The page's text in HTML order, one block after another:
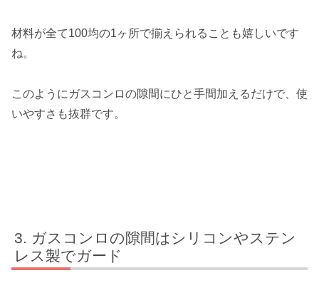
材料が全て100均の1ヶ所で揃えられることも嬉しいです
ね。
このようにガスコンロの隙間にひと手間加えるだけで、使
いやすさも抜群です。
ガスコンロの隙間はシリコンやステン
レス製でガード